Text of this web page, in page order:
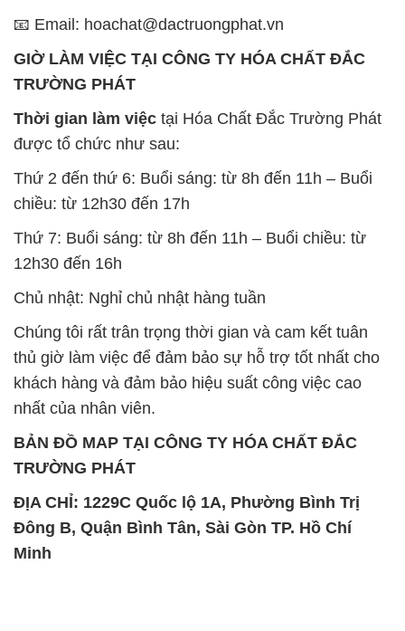
📧 Email: hoachat@dactruongphat.vn
GIỜ LÀM VIỆC TẠI CÔNG TY HÓA CHẤT ĐẮC
TRƯỜNG PHÁT
Thời gian làm việc tại Hóa Chất Đắc Trường Phát
được tổ chức như sau:
Thứ 2 đến thứ 6: Buổi sáng: từ 8h đến 11h – Buổi
chiều: từ 12h30 đến 17h
Thứ 7: Buổi sáng: từ 8h đến 11h – Buổi chiều: từ
12h30 đến 16h
Chủ nhật: Nghỉ chủ nhật hàng tuần
Chúng tôi rất trân trọng thời gian và cam kết tuân
thủ giờ làm việc để đảm bảo sự hỗ trợ tốt nhất cho
khách hàng và đảm bảo hiệu suất công việc cao
nhất của nhân viên.
BẢN ĐỒ MAP TẠI CÔNG TY HÓA CHẤT ĐẮC
TRƯỜNG PHÁT
ĐỊA CHỈ: 1229C Quốc lộ 1A, Phường Bình Trị
Đông B, Quận Bình Tân, Sài Gòn TP. Hồ Chí
Minh